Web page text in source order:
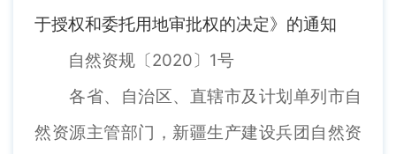
于授权和委托用地审批权的决定》的通知
自然资规〔2020〕1号
各省、自治区、直辖市及计划单列市自
然资源主管部门，新疆生产建设兵团自然资